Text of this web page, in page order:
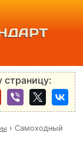
страницу:
› Самоходный